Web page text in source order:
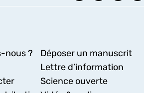
nous ?
Déposer un manuscrit
Lettre d’information
Science ouverte